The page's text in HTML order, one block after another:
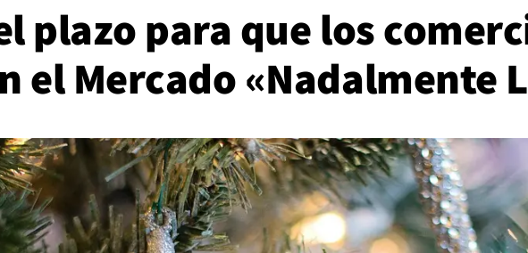
plazo para que los
el Mercado «Nadalmente